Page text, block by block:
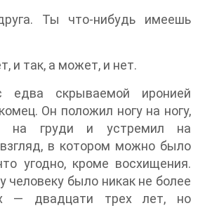
Ты что-нибудь имеешь
и так, а может, и нет.
скрываемой иронией
Он положил ногу на ногу,
на груди и устремил на
в котором можно было
угодно, кроме восхищения.
человеку было никак не более
— двадцати трех лет, но